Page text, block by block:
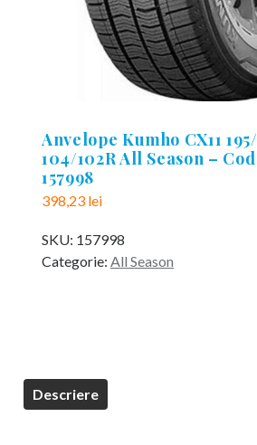
Anvelope Kumho CX11
104/102R All Season –
157998
398,23 lei
SKU: 157998
Categorie: All Season
Descriere